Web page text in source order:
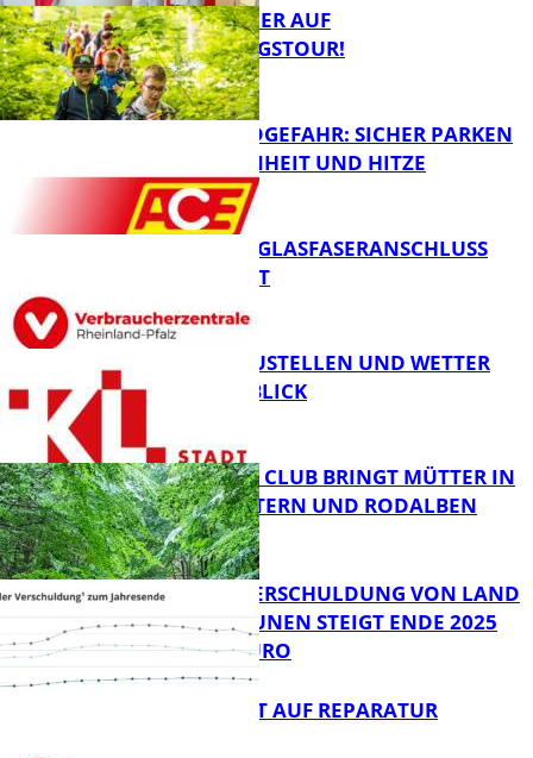
Panorama
MIT DEM JÄGER AUF
ENTDECKUNGSTOUR!
FB News
WALDBRANDGEFAHR: SICHER PARKEN
BEI TROCKENHEIT UND HITZE
WARUM EIN GLASFASERANSCHLUSS
SINNVOLL IST
FB News
PARKEN, BAUSTELLEN UND WETTER
DIGITAL IM BLICK
FB News
NEUER MOM CLUB BRINGT MÜTTER IN
KAISERSLAUTERN UND RODALBEN
ZUSAMMEN
PRO-KOPF-VERSCHULDUNG VON LAND
UND KOMMUNEN STEIGT ENDE 2025
AUF 9.600 EURO
NEUES RECHT AUF REPARATUR